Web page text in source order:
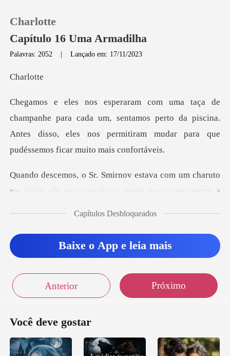
Loja
Histórico
Charlotte
Capítulo 16 Uma Armadilha
Palavras: 2052 |Lançado em: 17/11/2023
rlo
ada um, sentamos perto da piscina.
Antes disso, eles nos permi
o
nas mãos, ele nos convidou a sentar para começarm
Capítulos Desbloqueados
Baixe o App e leia mais
Anterior Próximo
Você deve gostar